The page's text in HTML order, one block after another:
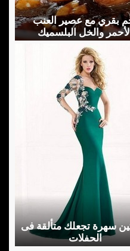
بقري مع عصير العنب
والخل البلسميك
سهرة تجعلك متألقة فى
الحفلات